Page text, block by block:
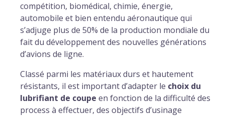
compétition, biomédical, chimie, énergie,
automobile et bien entendu aéronautique qui
s’adjuge plus de 50% de la production mondiale du
fait du développement des nouvelles générations
d’avions de ligne.
Classé parmi les matériaux durs et hautement
résistants, il est important d’adapter le choix du
lubrifiant de coupe en fonction de la difficulté des
process à effectuer, des objectifs d’usinage